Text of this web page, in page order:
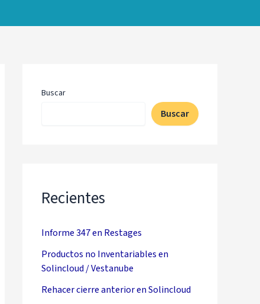
Buscar
Buscar
Recientes
Informe 347 en Restages
Productos no Inventariables en
Solincloud / Vestanube
Rehacer cierre anterior en Solincloud